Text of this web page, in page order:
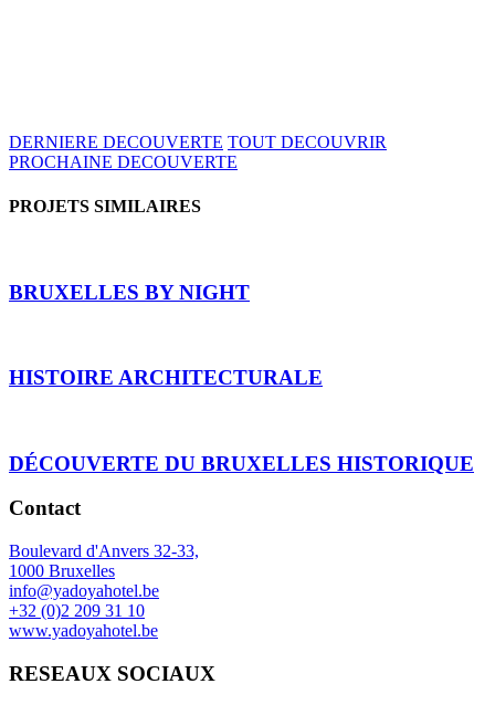
DERNIERE DECOUVERTE TOUT DECOUVRIR
PROCHAINE DECOUVERTE
PROJETS SIMILAIRES
BRUXELLES BY NIGHT
HISTOIRE ARCHITECTURALE
DÉCOUVERTE DU BRUXELLES HISTORIQUE
Contact
Boulevard d'Anvers 32-33,
1000 Bruxelles
info@yadoyahotel.be
+32 (0)2 209 31 10
www.yadoyahotel.be
RESEAUX SOCIAUX